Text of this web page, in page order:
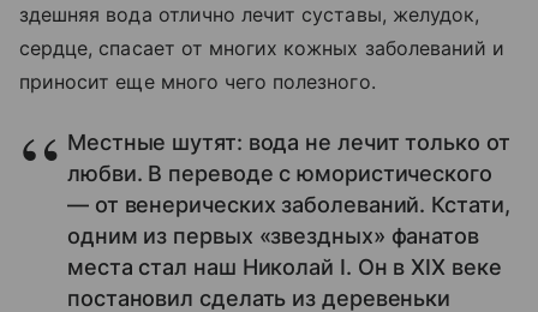
здешняя вода отлично лечит суставы, желудок,
сердце, спасает от многих кожных заболеваний и
приносит еще много чего полезного.
Местные шутят: вода не лечит только от
любви. В переводе с юмористического
— от венерических заболеваний. Кстати,
одним из первых «звездных» фанатов
места стал наш Николай I. Он в XIX веке
постановил сделать из деревеньки